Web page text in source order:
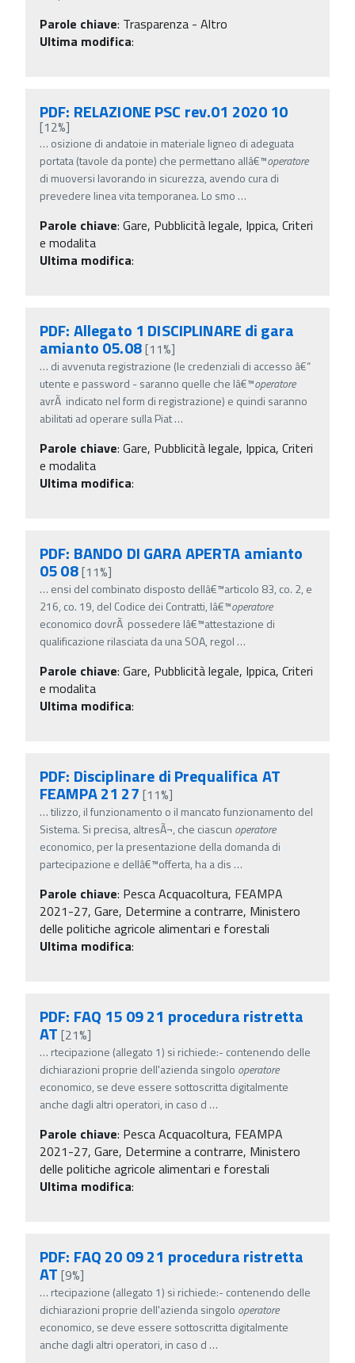
Parole chiave: Trasparenza - Altro
Ultima modifica:
PDF: RELAZIONE PSC rev.01 2020 10
[12%]
… osizione di andatoie in materiale ligneo di adeguata
portata (tavole da ponte) che permettano allâ€™operatore
di muoversi lavorando in sicurezza, avendo cura di
prevedere linea vita temporanea. Lo smo …
Parole chiave: Gare, Pubblicità legale, Ippica, Criteri
e modalita
Ultima modifica:
PDF: Allegato 1 DISCIPLINARE di gara
amianto 05.08[11%]
… di avvenuta registrazione (le credenziali di accesso â€“
utente e password - saranno quelle che lâ€™operatore
avrÃ indicato nel form di registrazione) e quindi saranno
abilitati ad operare sulla Piat…
Parole chiave: Gare, Pubblicità legale, Ippica, Criteri
e modalita
Ultima modifica:
PDF: BANDO DI GARA APERTA amianto
05 08[11%]
… ensi del combinato disposto dellâ€™articolo 83, co. 2, e
216, co. 19, del Codice dei Contratti, lâ€™operatore
economico dovrÃ possedere lâ€™attestazione di
qualificazione rilasciata da una SOA, regol …
Parole chiave: Gare, Pubblicità legale, Ippica, Criteri
e modalita
Ultima modifica:
PDF: Disciplinare di Prequalifica AT
FEAMPA 21 27 [11%]
…tilizzo, il funzionamento o il mancato funzionamento del
Sistema. Si precisa, altresÃ¬, che ciascun operatore
economico, per la presentazione della domanda di
partecipazione e dellâ€™offerta, ha a dis …
Parole chiave: Pesca Acquacoltura, FEAMPA
2021-27, Gare, Determine a contrarre, Ministero
delle politiche agricole alimentari e forestali
Ultima modifica:
PDF: FAQ 15 09 21 procedura ristretta
AT [21%]
… rtecipazione (allegato 1) si richiede:- contenendo delle
dichiarazioni proprie dell'azienda singolo operatore
economico, se deve essere sottoscritta digitalmente
anche dagli altri operatori, in caso d …
Parole chiave: Pesca Acquacoltura, FEAMPA
2021-27, Gare, Determine a contrarre, Ministero
delle politiche agricole alimentari e forestali
Ultima modifica:
PDF: FAQ 20 09 21 procedura ristretta
AT [9%]
… rtecipazione (allegato 1) si richiede:- contenendo delle
dichiarazioni proprie dell'azienda singolo operatore
economico, se deve essere sottoscritta digitalmente
anche dagli altri operatori, in caso d …